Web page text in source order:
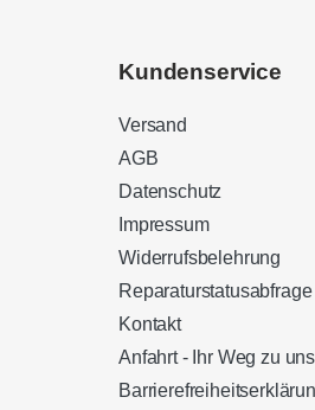
Kundenservice
Versand
AGB
Datenschutz
Impressum
Widerrufsbelehrung
Reparaturstatusabfrage
Kontakt
Anfahrt - Ihr Weg zu uns